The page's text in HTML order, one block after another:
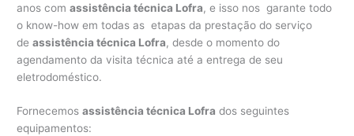
anos comassistência técnica Lofra, e isso nos garante todo
o know-how em todas as etapas da prestação do serviço
deassistência técnica Lofra, desde o momento do
agendamento da visita técnica até a entrega de seu
eletrodoméstico.
Fornecemosassistência técnica Lofra dos seguintes
equipamentos: